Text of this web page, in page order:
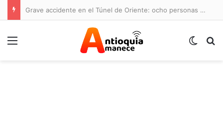
Grave accidente en el Túnel de Oriente: ocho personas lesionadas y cierre de la vía
Menú